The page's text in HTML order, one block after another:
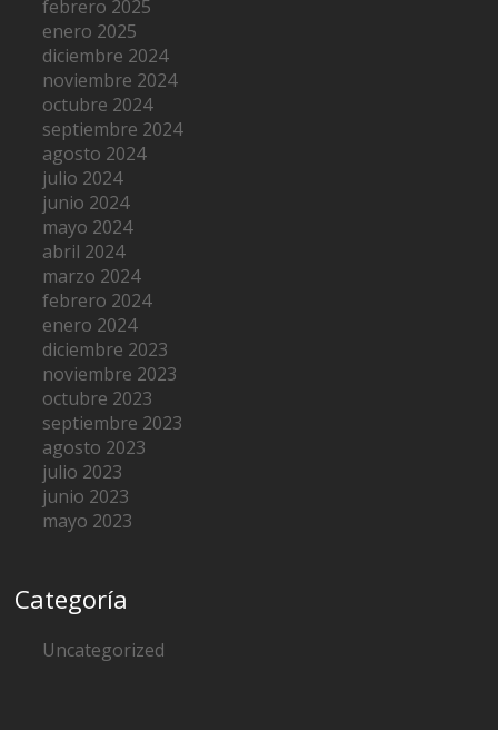
febrero 2025
enero 2025
diciembre 2024
noviembre 2024
octubre 2024
septiembre 2024
agosto 2024
julio 2024
junio 2024
mayo 2024
abril 2024
marzo 2024
febrero 2024
enero 2024
diciembre 2023
noviembre 2023
octubre 2023
septiembre 2023
agosto 2023
julio 2023
junio 2023
mayo 2023
Categoría
Uncategorized